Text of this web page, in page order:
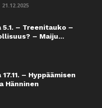
21.12.2025
– Treenitauko –
– Maiju...
– Hyppäämisen
Hänninen